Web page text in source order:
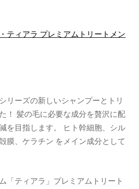
ティアラ プレミアムトリートメン
リーズの新しいシャンプーとトリ
！ 髪の毛に必要な成分を贅沢に配
を目指します。 ヒト幹細胞、シル
膜、ケラチン をメイン成分として
「ティアラ」プレミアムトリート